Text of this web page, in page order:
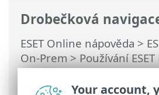
Drobečková
ESET Online nápověda >
On-Prem>Používání ESET
Prem>Hlavní menu ESET
Prem>Další> Přístupová
Your account,